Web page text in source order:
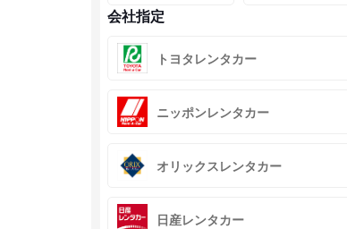
会社指定
トヨタレンタカー
ニッポンレンタカー
オリックスレンタカー
日産レンタカー